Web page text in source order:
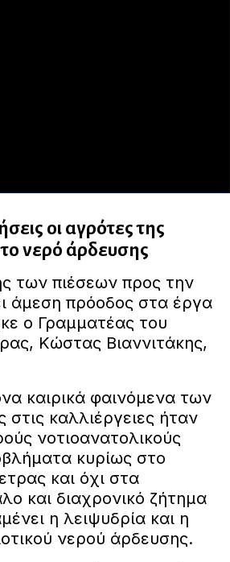
οι αγρότες της
νερό άρδευσης
των πιέσεων προς την
άμεση πρόοδος στα έργα
ο Γραμματέας του
Κώστας Βιαννιτάκης,
καιρικά φαινόμενα των
καλλιέργειες ήταν
νοτιοανατολικούς
κυρίως στο
και όχι στα
και διαχρονικό ζήτημα
η λειψυδρία και η
νερού άρδευσης.